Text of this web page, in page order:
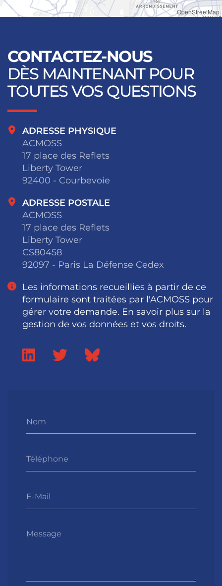
OpenStreetMap
CONTACTEZ-NOUS
DÈS MAINTENANT POUR
TOUTES VOS QUESTIONS
Nom
Téléphone
E-Mail
Message
ADRESSE PHYSIQUE
ACMOSS
17 place des Reflets
Liberty Tower
92400 - Courbevoie
ADRESSE POSTALE
ACMOSS
17 place des Reflets
Liberty Tower
CS80458
92097 - Paris La Défense Cedex
Les informations recueillies à partir de ce
formulaire sont traitées par l'ACMOSS pour
gérer votre demande. En savoir plus sur la
gestion de vos données et vos droits.